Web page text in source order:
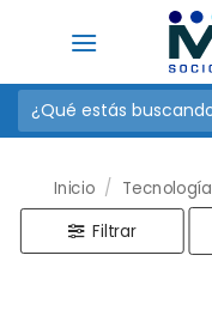
Buscar
por:
Inicio / Tecnología
Filtrar